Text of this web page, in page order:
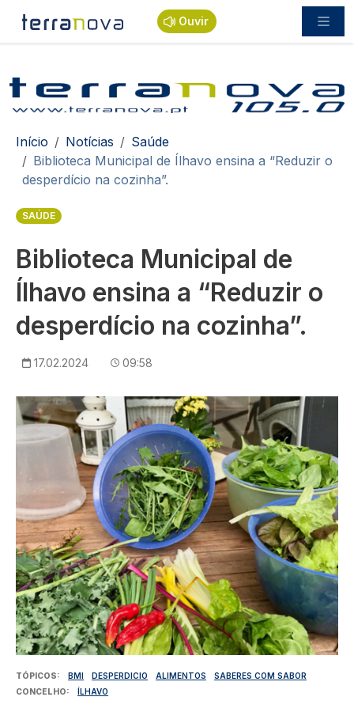
Passar para o conteúdo principal
Ouvir
Navegação estrutural
Início Notícias
Saúde
Biblioteca Municipal de Ílhavo ensina a “Reduzir o
desperdício na cozinha”.
SAÚDE
Biblioteca Municipal de
Ílhavo ensina a “Reduzir o
desperdício na cozinha”.
17.02.2024 09:58
Imagem
TÓPICOS BMI DESPERDICIO ALIMENTOS
SABERES COM SABOR
CONCELHO
ÍLHAVO